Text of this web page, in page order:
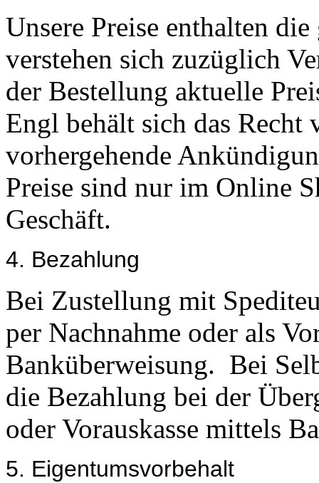
Unsere Preise enthalten
verstehen sich zuzüglich
der Bestellung aktuelle
Engl behält sich das Recht
vorhergehende
Preise sind nur im Online
Geschäft.
4. Bezahlung
Bei Zustellung mit
per Nachnahme oder als
Banküberweisung. Bei
die Bezahlung bei der
oder Vorauskasse mittels
5. Eigentumsvorbehalt